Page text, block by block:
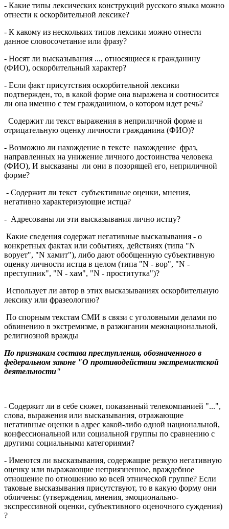
- Какие типы лексических конструкций русского языка можно
отнести к оскорбительной лексике?
- К какому из нескольких типов лексики можно отнести
данное словосочетание или фразу?
- Носят ли высказывания ..., относящиеся к гражданину
(ФИО), оскорбительный характер?
- Если факт присутствия оскорбительной лексики
подтвержден, то, в какой форме она выражена и соотносится
ли она именно с тем гражданином, о котором идет речь?
Содержит ли текст выражения в неприличной форме и
отрицательную оценку личности гражданина (ФИО)?
- Возможно ли нахождение в тексте нахождение фраз,
направленных на унижение личного достоинства человека
(ФИО), И высказаны ли они в позорящей его, неприличной
форме?
- Содержит ли текст субъективные оценки, мнения,
негативно характеризующие истца?
- Адресованы ли эти высказывания лично истцу?
Какие сведения содержат негативные высказывания - о
конкретных фактах или событиях, действиях (типа "N
ворует", "N хамит"), либо дают обобщенную субъективную
оценку личности истца в целом (типа "N - вор", "N -
преступник", "N - хам", "N - проститутка")?
Использует ли автор в этих высказываниях оскорбительную
лексику или фразеологию?
По спорным текстам СМИ в связи с уголовными делами по
обвинению в экстремизме, в разжигании межнациональной,
религиозной вражды
По признакам состава преступления, обозначенного в
федеральном законе "О противодействии экстремистской
деятельности"
- Содержит ли в себе сюжет, показанный телекомпанией "...",
слова, выражения или высказывания, отражающие
негативные оценки в адрес какой-либо одной национальной,
конфессиональной или социальной группы по сравнению с
другими социальными категориями?
- Имеются ли высказывания, содержащие резкую негативную
оценку или выражающие неприязненное, враждебное
отношение по отношению ко всей этнической группе? Если
таковые высказывания присутствуют, то в какую форму они
обличены: (утверждения, мнения, эмоционально-
экспрессивной оценки, субъективного оценочного суждения)
?